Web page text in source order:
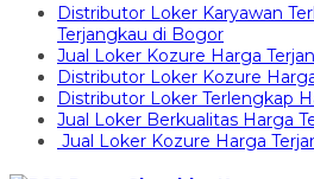
Distributor Loker Karyawan
Terjangkau di Bogor
Jual Loker Kozure Harga
Distributor Loker Kozure
Distributor Loker Terlengkap
Jual Loker Berkualitas Harga
Jual Loker Kozure Harga